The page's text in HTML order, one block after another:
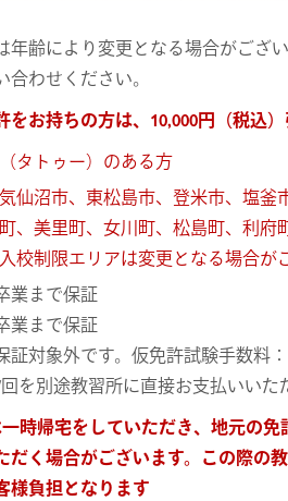
年齢により変更となる場合がござ
合わせください。
をお持ちの方は、10,000円（税込
タトゥー）のある方
仙沼市、東松島市、登米市、塩釜
、美里町、女川町、松島町、利府
校制限エリアは変更となる場合が
業まで保証
業まで保証
証対象外です。仮免許試験手数料
を別途教習所に直接お支払いいた
時帰宅をしていただき、地元の免
だく場合がございます。この際の
様負担となります